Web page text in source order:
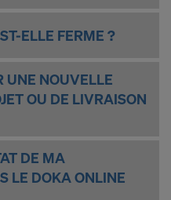
ELLE FERME ?
UNE NOUVELLE
OU DE LIVRAISON
DE MA
LE DOKA ONLINE